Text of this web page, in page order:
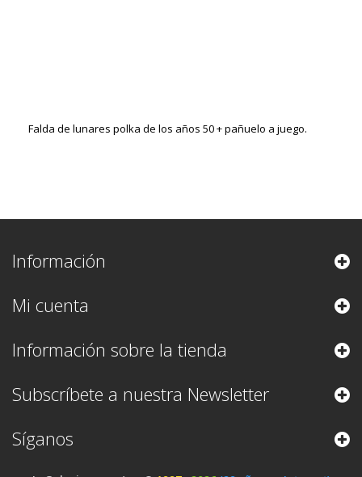
Falda de lunares polka de los años 50 + pañuelo a juego.
Información
Mi cuenta
Información sobre la tienda
Subscríbete a nuestra Newsletter
Síganos